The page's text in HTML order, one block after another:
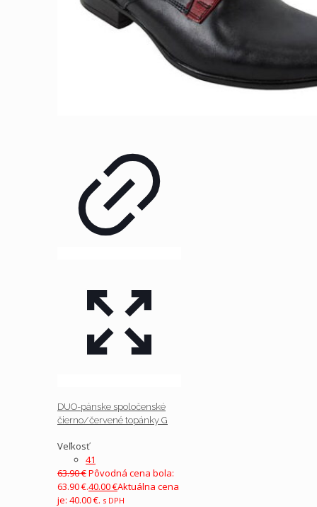
DUO-pánske spoločenské
čierno/červené topánky G
Veľkosť
41
63.90€Pôvodná cena bola:
63.90 €.40.00€Aktuálna cena
je: 40.00 €. s DPH